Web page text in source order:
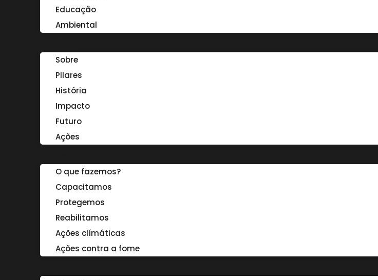
Educação
Ambiental
Sobre
Pilares
História
Impacto
Futuro
Ações
O que fazemos?
Capacitamos
Protegemos
Reabilitamos
Ações clímáticas
Ações contra a fome